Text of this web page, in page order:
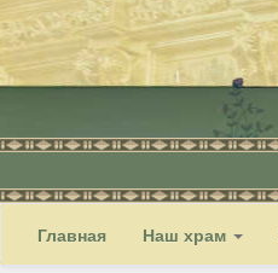
Главная Наш храм